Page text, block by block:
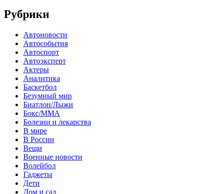
Рубрики
Автоновости
Автособытия
Автоспорт
Автоэксперт
Актеры
Аналитика
Баскетбол
Безумный мир
Биатлон/Лыжи
Бокс/MMA
Болезни и лекарства
В мире
В России
Вещи
Военные новости
Волейбол
Гаджеты
Дети
Дом и сад